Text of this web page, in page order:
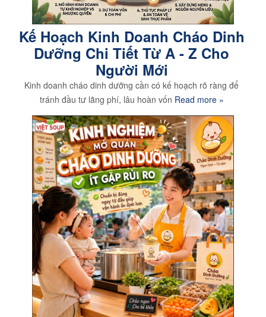
Kế Hoạch Kinh Doanh Cháo Dinh
Dưỡng Chi Tiết Từ A - Z Cho
Người Mới
Kinh doanh cháo dinh dưỡng cần có kế hoạch rõ ràng để
tránh đầu tư lãng phí, lâu hoàn vốn Read more »